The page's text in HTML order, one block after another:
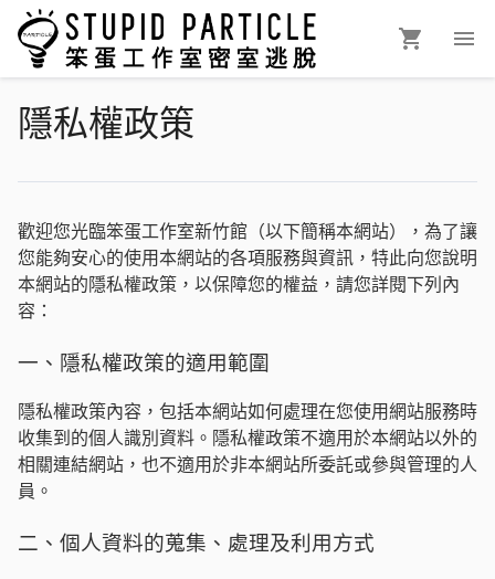
隱私權政策
歡迎您光臨笨蛋工作室新竹館 （以下簡稱本網站），為了讓
您能夠安心的使用本網站的各項服務與資訊，特此向您說明
本網站的隱私權政策，以保障您的權益，請您詳閱下列內
容：
一、隱私權政策的適用範圍
隱私權政策內容，包括本網站如何處理在您使用網站服務時
收集到的個人識別資料。隱私權政策不適用於本網站以外的
相關連結網站，也不適用於非本網站所委託或參與管理的人
員。
二、個人資料的蒐集、處理及利用方式